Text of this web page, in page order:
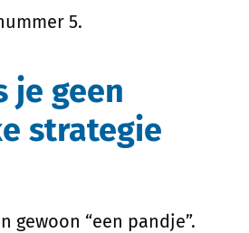
5.
je geen
strategie
gewoon “een pandje”.